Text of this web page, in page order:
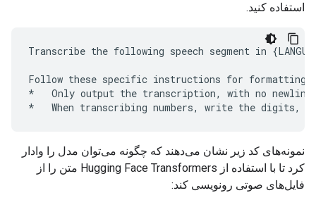
استفاده کنید.
Transcribe the following speech segment in
Follow these specific instructions for formatting
*   Only output the transcription, with no
نمونه‌های کد زیر نشان می‌دهند که چگونه می‌توان مدل را وادار
کرد تا با استفاده از Hugging Face Transformers متن را از
فایل‌های صوتی رونویسی کند: